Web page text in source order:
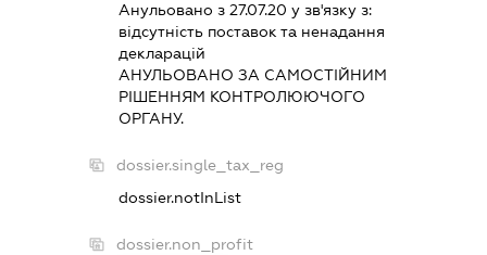
Анульовано з 27.07.20 у зв'язку з:
вiдсутнiсть поставок та ненадання
декларацiй
АНУЛЬОВАНО ЗА САМОСТIЙНИМ
РIШЕННЯМ КОНТРОЛЮЮЧОГО
ОРГАНУ.
dossier.single_tax_reg
dossier.notInList
dossier.non_profit